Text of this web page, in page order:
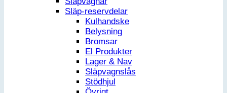
Släp-reservdelar
Kulhandske
Belysning
Bromsar
El Produkter
Lager & Nav
Släpvagnslås
Stödhjul